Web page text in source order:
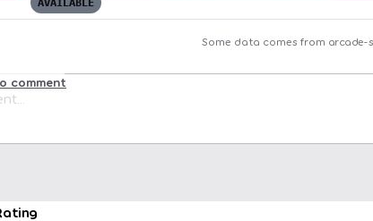
Some data comes from arcade-
comment